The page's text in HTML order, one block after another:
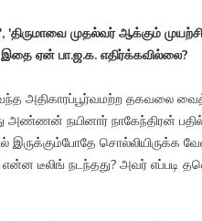
'திருமாவை முதல்வர் ஆக்கும்
ஏன் பா.ஜ.க. எதிர்க்கவில்லை?
அதிகாரப்பூர்வமற்ற தகவலை
அண்ணன் நயினார் நாகேந்திரன்
இருக்கும்போதே சொல்லியிருக்க
என்ன டீலிங் நடந்தது? அவர் எப்படி